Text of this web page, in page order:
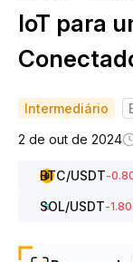
IoT para
Intermediário
2 de out de 2024
BTC/USDT-
SOL/USDT-1.80